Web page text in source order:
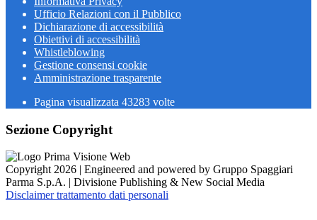
Ufficio Relazioni con il Pubblico
Dichiarazione di accessibilità
Obiettivi di accessibilità
Whistleblowing
Gestione consensi cookie
Amministrazione trasparente
Pagina visualizzata 43283 volte
Sezione Copyright
Copyright 2026 | Engineered and powered by Gruppo Spaggiari
Parma S.p.A. | Divisione Publishing & New Social Media
Disclaimer trattamento dati personali